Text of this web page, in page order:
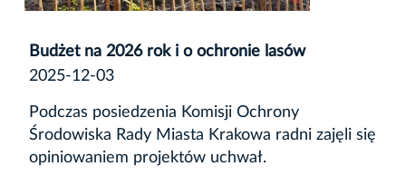
Budżet na 2026 rok i o ochronie lasów
2025-12-03
Podczas posiedzenia Komisji Ochrony
Środowiska Rady Miasta Krakowa radni zajęli się
opiniowaniem projektów uchwał.